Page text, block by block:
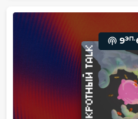
9эп.